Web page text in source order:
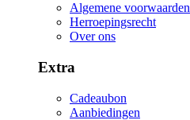
Algemene voorwaarden
Herroepingsrecht
Over ons
Extra
Cadeaubon
Aanbiedingen